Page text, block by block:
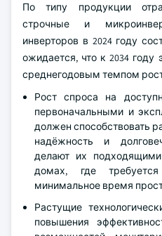
По типу продукции
строчные и
инверторов в 2024 году
ожидается, что к 2034 году
среднегодовым темпом
Рост спроса на
первоначальными и
должен способствовать
надёжность и
делают их
домах, где
минимальное время
Растущие
повышения